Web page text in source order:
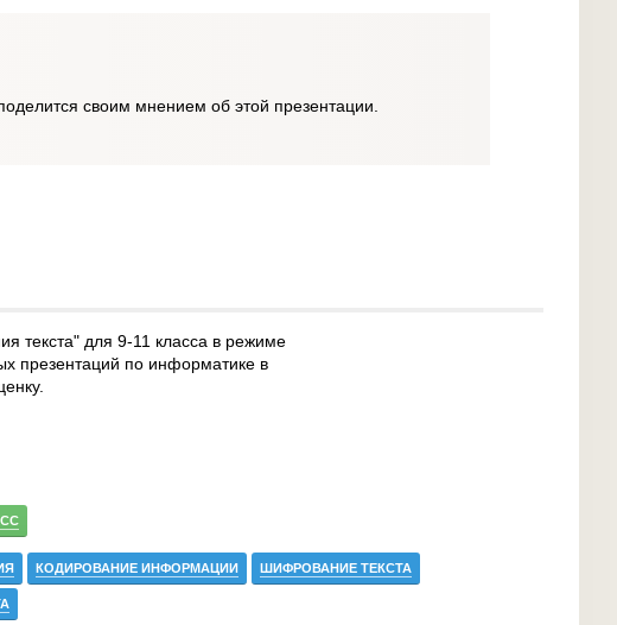
своим мнением об этой презентации.
текста" для 9-11 класса в режиме
презентаций по информатике в
КОДИРОВАНИЕ ИНФОРМАЦИИ ШИФРОВАНИЕ ТЕКСТА